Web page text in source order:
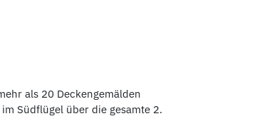
als 20 Deckengemälden
Südflügel über die gesamte 2.